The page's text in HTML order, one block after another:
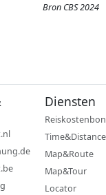
Bron CBS 2024
Diensten
Reiskostenbon
Time&Distance
Map&Route
Map&Tour
Locator